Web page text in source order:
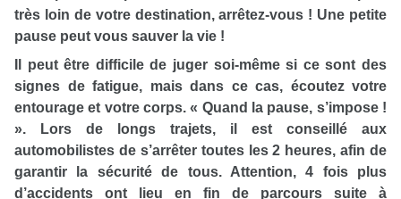
très loin de votre destination, arrêtez-vous ! Une petite
pause peut vous sauver la vie !
Il peut être difficile de juger soi-même si ce sont des
signes de fatigue, mais dans ce cas, écoutez votre
entourage et votre corps. « Quand la pause, s’impose !
». Lors de longs trajets, il est conseillé aux
automobilistes de s’arrêter toutes les 2 heures, afin de
garantir la sécurité de tous. Attention, 4 fois plus
d’accidents ont lieu en fin de parcours suite à